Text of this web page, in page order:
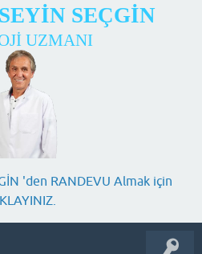
SEÇGİN
UZMANI
'den RANDEVU Almak için